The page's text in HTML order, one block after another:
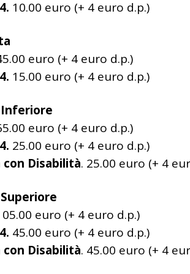
10.00 euro (+ 4 euro d.p.)
euro (+ 4 euro d.p.)
15.00 euro (+ 4 euro d.p.)
euro (+ 4 euro d.p.)
25.00 euro (+ 4 euro d.p.)
con Disabilità. 25.00 euro (+ 4
euro (+ 4 euro d.p.)
45.00 euro (+ 4 euro d.p.)
con Disabilità. 45.00 euro (+ 4